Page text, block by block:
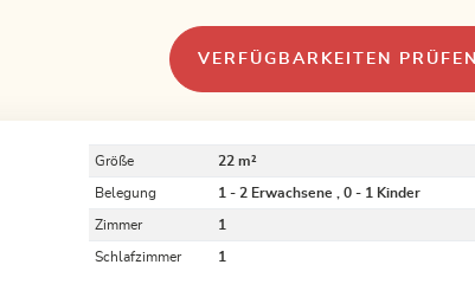
VERFÜGBARKEITEN PRÜFEN
Größe 22 m²
Belegung 1 - 2 Erwachsene , 0 - 1 Kinder
Zimmer 1
Schlafzimmer 1